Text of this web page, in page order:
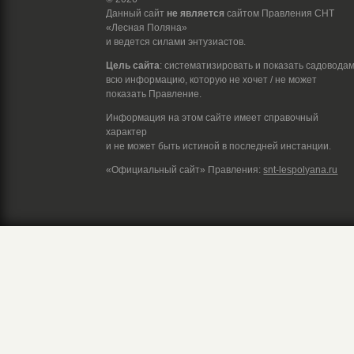
Данный сайт не является сайтом Правления СНТ
«Лесная Поляна»
и ведется силами энтузиастов.
Цель сайта: систематизировать и показать
всю информацию, которую не хочет / не может
показать Правление.
Информация на этом сайте имеет справочный
характер
и не может быть истиной в последней инстанции.
«Официальный сайт» Правления:snt-lespolyana.ru